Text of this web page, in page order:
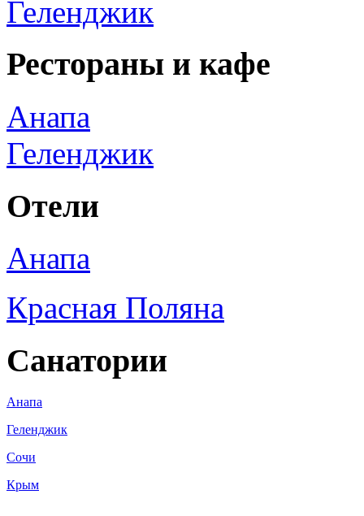
Геленджик
Рестораны и кафе
Анапа
Геленджик
Отели
Анапа
Красная Поляна
Санатории
Анапа
Геленджик
Сочи
Крым